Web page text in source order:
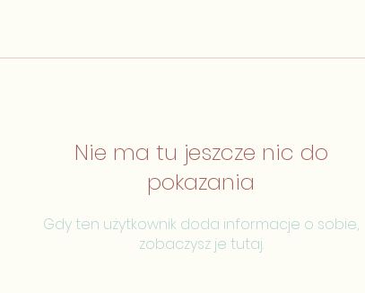
Nie ma tu jeszcze nic do
pokazania
Gdy ten użytkownik doda informacje o sobie,
zobaczysz je tutaj.